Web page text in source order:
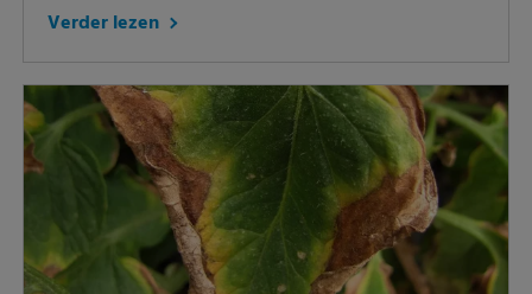
Verder lezen